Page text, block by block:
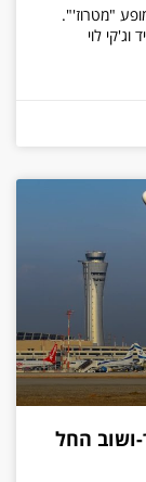
"מטרוז'".
וג'קי לוי
ושוב החל